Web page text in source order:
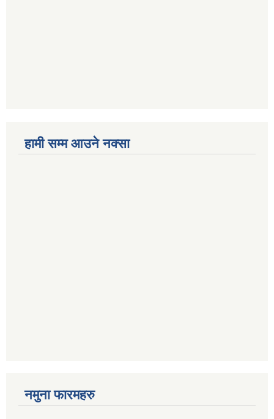
हामी सम्म आउने नक्सा
नमुना फारमहरु